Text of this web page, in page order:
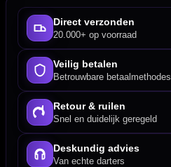
Direct verzonden
20.000+ op voorraad
Veilig betalen
Betrouwbare betaalmethodes
Retour & ruilen
Snel en duidelijk geregeld
Deskundig advies
Van echte darters